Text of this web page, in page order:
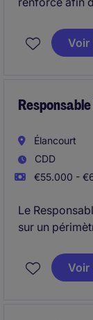
poste
et garantit la
Voir
Élancourt
CDD
€55.000 -
Le
sur un
client du
est basé à
Voir